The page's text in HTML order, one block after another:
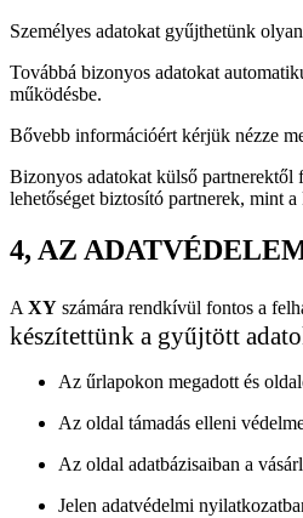
Személyes adatokat gyűjthetünk
Továbbá bizonyos adatokat
működésbe.
Bővebb információért kérjük nézze
Bizonyos adatokat külső
lehetőséget biztosító partnerek, mint
4, AZ
A XY számára rendkívül fontos a
készítettünk a gyűjtött
Az űrlapokon megadott és
Az oldal támadás elleni
Az oldal adatbázisaiban a
Jelen adatvédelmi